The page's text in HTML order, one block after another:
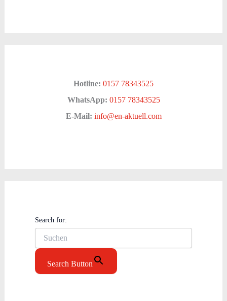
Hotline: 0157 78343525
WhatsApp: 0157 78343525
E-Mail: info@en-aktuell.com
Search for:
Search Button